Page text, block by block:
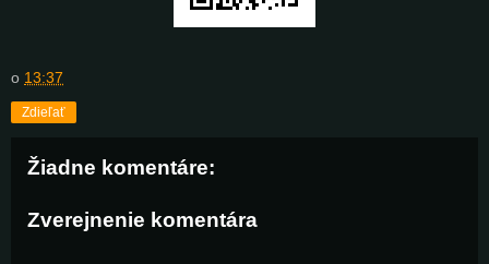
o 13:37
Zdieľať
Žiadne komentáre:
Zverejnenie komentára